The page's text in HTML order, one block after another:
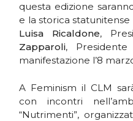
questa edizione
e la storica statunitense
Luisa Ricaldone,
Zapparoli, Presidente
manifestazione l’8
A Feminism il CLM
con incontri
“Nutrimenti”,